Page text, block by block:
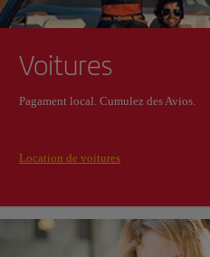
Voitures
Pagament local. Cumulez des Avios.
Location de voitures